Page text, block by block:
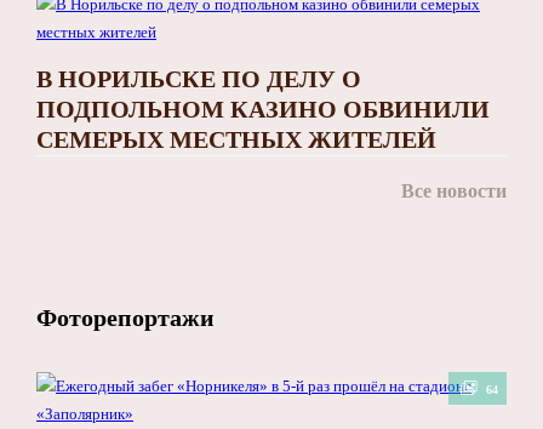
В НОРИЛЬСКЕ ПО ДЕЛУ О
ПОДПОЛЬНОМ КАЗИНО ОБВИНИЛИ
СЕМЕРЫХ МЕСТНЫХ ЖИТЕЛЕЙ
Все новости
Фоторепортажи
64